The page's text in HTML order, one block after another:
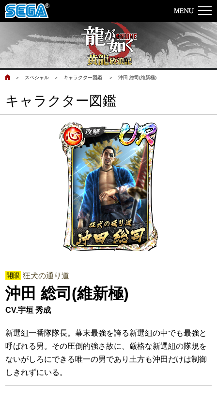
＞ スペシャル ＞ キャラクター図鑑 ＞ 沖田 総司(維新極)
キャラクター図鑑
開眼 狂犬の通り道
沖田 総司(維新極)
CV.宇垣 秀成
新選組一番隊隊長。幕末最強を誇る新選組の中でも最強と
呼ばれる男。その圧倒的強さ故に、厳格な新選組の隊規を
ないがしろにできる唯一の男であり土方も沖田だけは制御
しきれずにいる。